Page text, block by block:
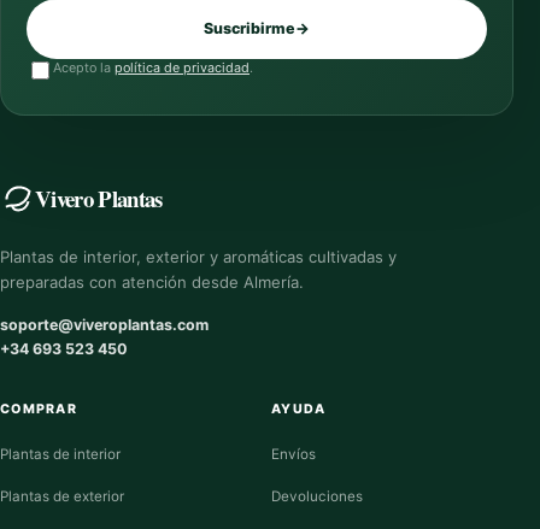
Suscribirme→
Acepto la política de privacidad.
Vivero Plantas
Plantas de interior, exterior y aromáticas cultivadas y
preparadas con atención desde Almería.
soporte@viveroplantas.com
+34 693 523 450
COMPRAR
Plantas de interior
Plantas de exterior
AYUDA
Envíos
Devoluciones